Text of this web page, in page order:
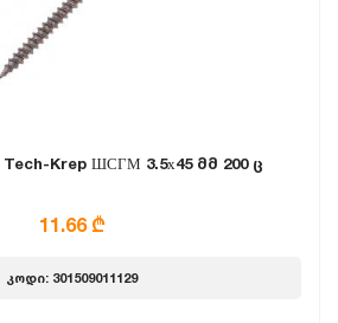
Krep ШСГМ 3.5х45 მმ 200 ც
11.66 ₾
კოდი: 301509011129